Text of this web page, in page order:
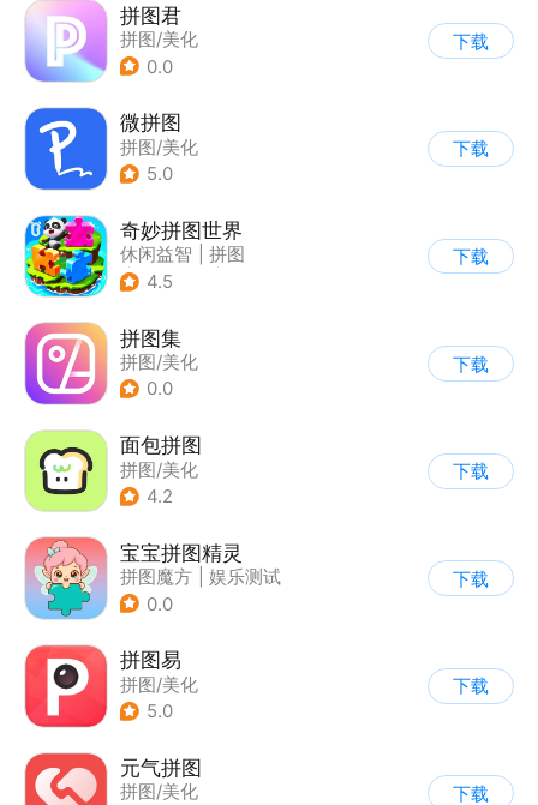
拼图君
拼图/美化
0.0
下载
微拼图
拼图/美化
5.0
下载
奇妙拼图世界
休闲益智
拼图
| 宝宝巴士
4.5
下载
拼图集
拼图/美化
0.0
下载
面包拼图
拼图/美化
4.2
下载
宝宝拼图精灵
拼图魔方
娱乐测试
0.0
下载
拼图易
拼图/美化
5.0
下载
元气拼图
拼图/美化
下载